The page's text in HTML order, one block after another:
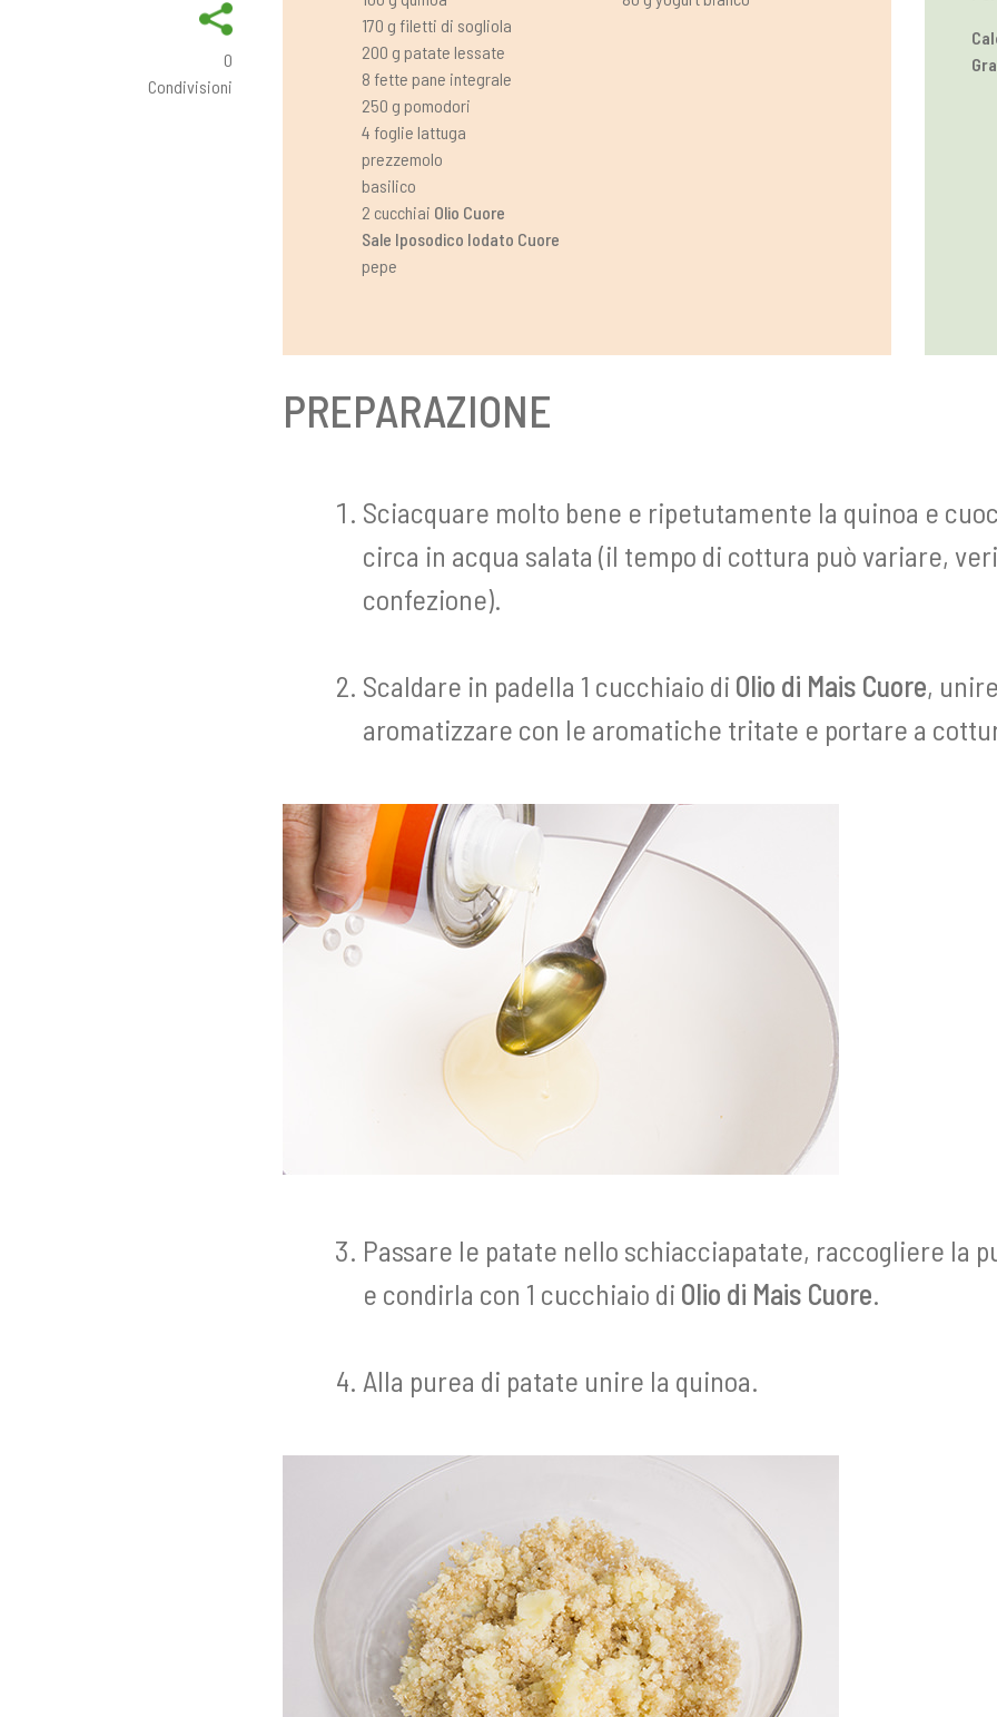
170 g filetti di sogliola
200 g patate lessate
8 fette pane integrale
250 g pomodori
4 foglie lattuga
prezzemolo
basilico
2 cucchiai Olio Cuore
Sale Iposodico Iodato Cuore
pepe
PREPARAZIONE
Sciacquare molto bene e ripetutamente la quinoa e
circa in acqua salata (il tempo di cottura può variare,
confezione).
Scaldare in padella 1 cucchiaio di Olio di Mais Cuore,
aromatizzare con le aromatiche tritate e portare a
Passare le patate nello schiacciapatate, raccogliere la
e condirla con 1 cucchiaio di Olio di Mais Cuore.
Alla purea di patate unire la quinoa.
0
Condivisioni